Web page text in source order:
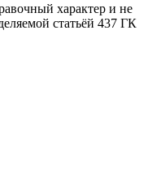
характер и не
статьёй 437 ГК